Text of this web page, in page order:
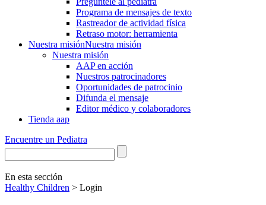
Programa de mensajes de texto
Rastre​​ador de activida​d física
Retraso motor: herramienta
Nuestra misiónNuestra misión
Nuestra misión
AAP en acción
Nuestros patrocinadores
Oportunidades de patrocinio
Difunda el mensaje
Editor médico y colaboradores
Tienda aap
Encuentre un Pediatra
En esta sección
Healthy Children > Login